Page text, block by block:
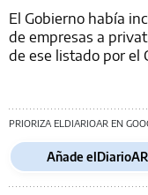
El Gobierno había
de empresas a
de ese listado por el
PRIORIZA ELDIARIOAR EN
Añade